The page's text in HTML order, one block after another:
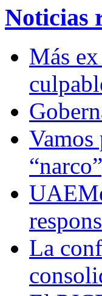
Noticias
Más
La